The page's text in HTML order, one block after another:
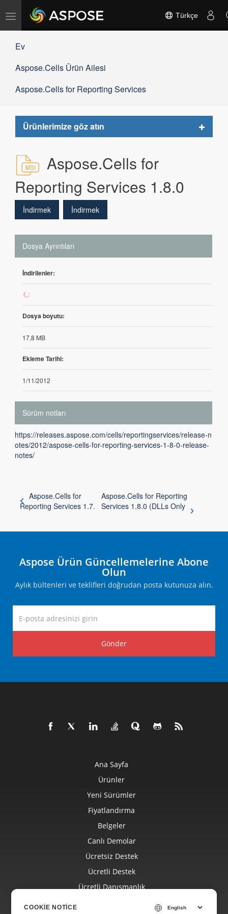
Gezinmeyi
Türkçe
Ev
Aspose.Cells Ürün Ailesi
Aspose.Cells for Reporting Services
Ürünlerimize göz atın
Toggle
Aspose.Cells for
Reporting Services 1.8.0
İndirmek İndirmek
Dosya Ayrıntıları
İndirilenler:
301
Dosya boyutu:
17,8 MB
Ekleme Tarihi:
1/11/2012
Sürüm notları
https://releases.aspose.com/cells/reportingservices/release-n
otes/2012/aspose-cells-for-reporting-services-1-8-0-release-
notes/
Aspose.Cells for
Reporting Services 1.7.
Aspose.Cells for Reporting
Services 1.8.0 (DLLs Only
Aspose Ürün Güncellemelerine Abone
Olun
Aylık bültenleri ve teklifleri doğrudan posta kutunuza alın.
Gönder
Ana Sayfa
Ürünler
Yeni Sürümler
Fiyatlandırma
Belgeler
Canlı Demolar
Ücretsiz Destek
Ücretli Destek
Ücretli Danışmanlık
COOKIE NOTICE